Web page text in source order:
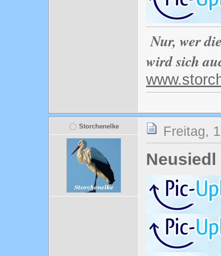
Nur, wer
wird sich
Storchenelke Freitag,
Neusiedl